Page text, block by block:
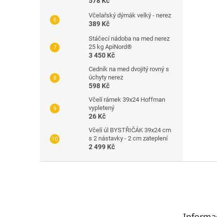
Včelařský dýmák velký - nerez
389 Kč
Stáčecí nádoba na med nerez
25 kg ApiNord®
3 450 Kč
Cedník na med dvojitý rovný s
úchyty nerez
598 Kč
Včelí rámek 39x24 Hoffman
vypletený
26 Kč
Včelí úl BYSTŘIČÁK 39x24 cm
s 2 nástavky - 2 cm zateplení
2 499 Kč